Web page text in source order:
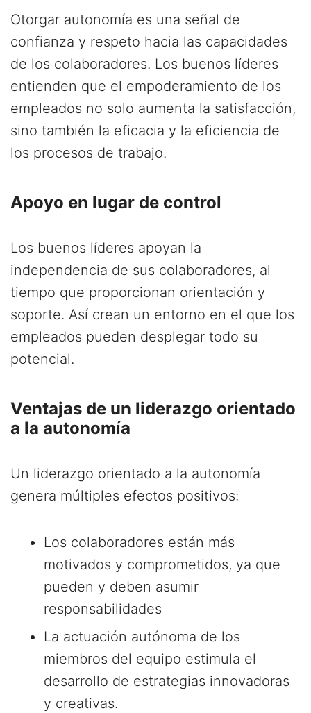
Otorgar autonomía es una señal de
confianza y respeto hacia las capacidades
de los colaboradores. Los buenos líderes
entienden que el empoderamiento de los
empleados no solo aumenta la satisfacción,
sino también la eficacia y la eficiencia de
los procesos de trabajo.
Apoyo en lugar de control
Los buenos líderes apoyan la
independencia de sus colaboradores, al
tiempo que proporcionan orientación y
soporte. Así crean un entorno en el que los
empleados pueden desplegar todo su
potencial.
Ventajas de un liderazgo orientado
a la autonomía
Un liderazgo orientado a la autonomía
genera múltiples efectos positivos:
Los colaboradores están más
motivados y comprometidos, ya que
pueden y deben asumir
responsabilidades
La actuación autónoma de los
miembros del equipo estimula el
desarrollo de estrategias innovadoras
y creativas.